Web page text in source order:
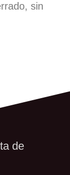
sin
de